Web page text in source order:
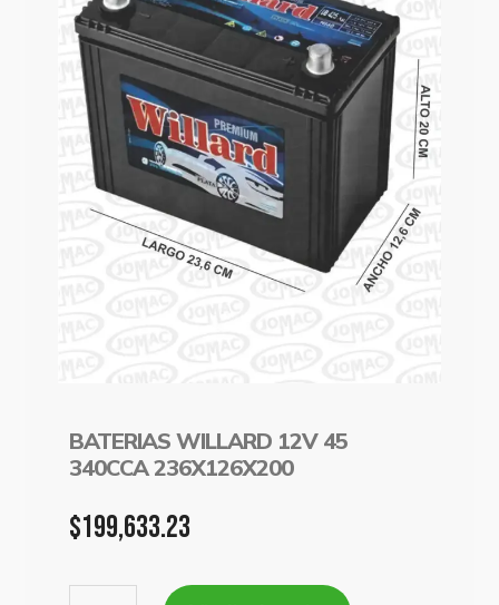
BATERIAS WILLARD 12V 45
340CCA 236X126X200
$199,633.23